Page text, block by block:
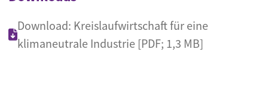
Download: Kreislaufwirtschaft für eine
klimaneutrale Industrie [PDF; 1,3 MB]